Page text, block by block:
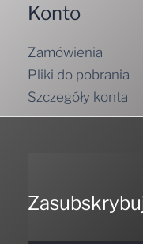
Konto
Zamówienia
Pliki do pobrania
Szczegóły konta